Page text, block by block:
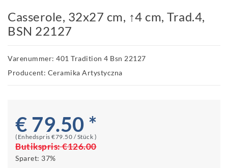
Casserole, 32x27 cm, ↑4 cm, Trad.4,
BSN 22127
Varenummer: 401 Tradition 4 Bsn 22127
Producent: Ceramika Artystyczna
€ 79.50 *
(Enhedspris €79.50 / Stück )
Butikspris:€126.00
Sparet: 37%